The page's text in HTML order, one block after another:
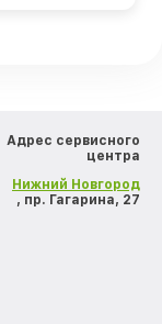
Адрес сервисного
центра
Нижний Новгород
, пр. Гагарина, 27